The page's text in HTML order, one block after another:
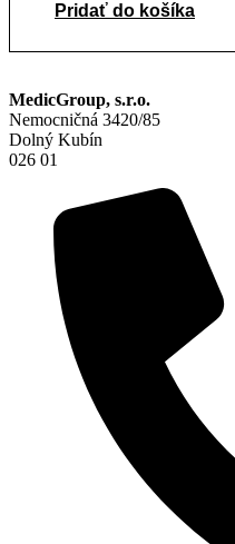
Pridať do košíka
MedicGroup, s.r.o.
Nemocničná 3420/85
Dolný Kubín
026 01